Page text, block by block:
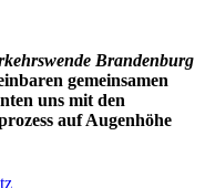
Brandenburg
gemeinsamen
uns mit den
auf Augenhöhe